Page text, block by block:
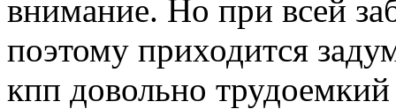
внимание. Но при всей
поэтому приходится
кпп довольно